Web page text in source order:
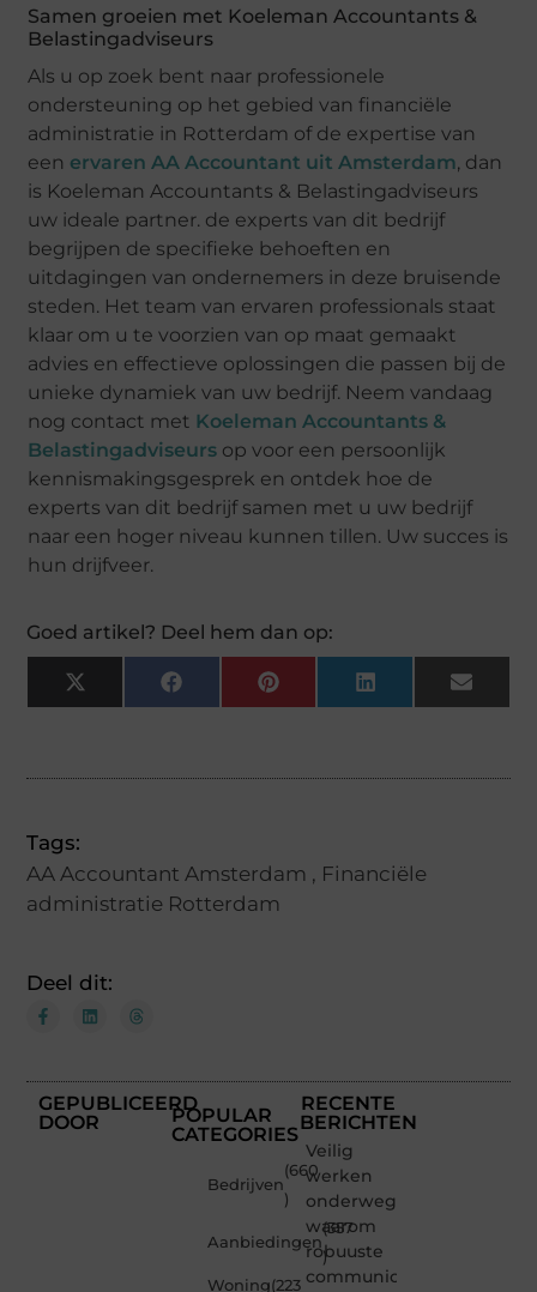
Samen groeien met Koeleman Accountants &
Belastingadviseurs
Als u op zoek bent naar professionele
ondersteuning op het gebied van financiële
administratie in Rotterdam of de expertise van
een ervaren AA Accountant uit Amsterdam, dan
is Koeleman Accountants & Belastingadviseurs
uw ideale partner. de experts van dit bedrijf
begrijpen de specifieke behoeften en
uitdagingen van ondernemers in deze bruisende
steden. Het team van ervaren professionals staat
klaar om u te voorzien van op maat gemaakt
advies en effectieve oplossingen die passen bij de
unieke dynamiek van uw bedrijf. Neem vandaag
nog contact met Koeleman Accountants &
Belastingadviseurs op voor een persoonlijk
kennismakingsgesprek en ontdek hoe de
experts van dit bedrijf samen met u uw bedrijf
naar een hoger niveau kunnen tillen. Uw succes is
hun drijfveer.
Goed artikel? Deel hem dan op:
X
(Twitter)
FacebookPinterestLinkedInEmail
Tags:
AA Accountant Amsterdam , Financiële
administratie Rotterdam
Deel dit:
GEPUBLICEERD
DOOR
POPULAR
CATEGORIES
Bedrijven
(660
)
Aanbiedingen
(357
)
Woning(223
RECENTE
BERICHTEN
Veilig
werken
onderweg:
waarom
robuuste
communicatiemiddelen